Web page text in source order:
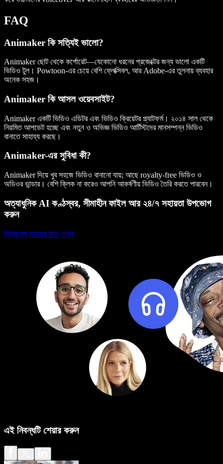
FAQ
Animaker কি সত্যিই ভালো?
Animaker ছোট থেকে কর্পোরেট—যেকোনো ধরনের প্রজেক্টের জন্য ভালো একটি
ভিডিও টুল। Powtoon-এর চেয়ে বেশি ফ্লেক্সিবল, আর Adobe-এর তুলনায় ব্যবহার
অনেক সহজ।
Animaker কি আসল ওয়েবসাইট?
Animaker একটি ভিডিও এডিটর এবং ভিডিও ক্রিয়েটর প্ল্যাটফর্ম। ২০১৪ সাল থেকে
নিয়মিত আপডেট হচ্ছে এবং নতুন ও অভিজ্ঞ ভিডিও আর্টিস্টদের মানসম্পন্ন ভিডিও
বানাতে সাহায্য করছে।
Animaker-এর সুবিধা কী?
Animaker দিয়ে খুব সহজে ভিডিও বানানো যায়; আছে royalty-free ভিডিও ও
অডিওর ভান্ডার। বেশি ক্লিক না করেও আপনি আকর্ষণীয় ভিডিও তৈরি করতে পারবেন।
অত্যাধুনিক AI কণ্ঠস্বর, সীমাহীন ফাইল আর ২৪/৭ সহায়তা উপভোগ
করুন
বিনামূল্যে ব্যবহার করে দেখুন
এই নিবন্ধটি শেয়ার করুন